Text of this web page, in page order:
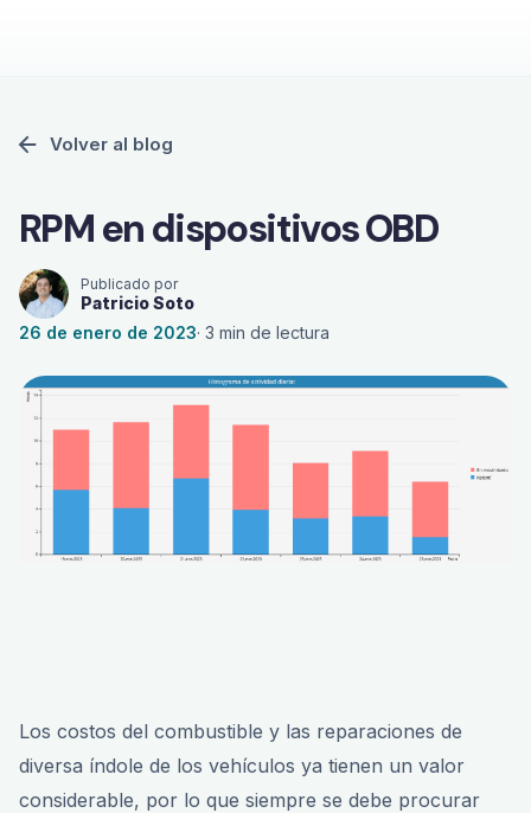
Volver al blog
RPM en dispositivos OBD
Publicado por
Patricio Soto
26 de enero de 2023· 3 min de lectura
Los costos del combustible y las reparaciones de
diversa índole de los vehículos ya tienen un valor
considerable, por lo que siempre se debe procurar